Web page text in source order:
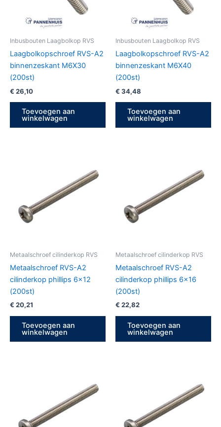
Inbusbouten Laagbolkop RVS
Laagbolkopschroef RVS-A2
binnenzeskant M6X30
(200st)
€ 26,10
Toevoegen aan
winkelwagen
Inbusbouten Laagbolkop RVS
Laagbolkopschroef RVS-A2
binnenzeskant M6X40
(200st)
€ 34,48
Toevoegen aan
winkelwagen
Metaalschroef cilinderkop RVS
Metaalschroef RVS-A2
cilinderkop phillips 6×12
(200st)
€ 20,21
Toevoegen aan
winkelwagen
Metaalschroef cilinderkop RVS
Metaalschroef RVS-A2
cilinderkop phillips 6×16
(200st)
€ 22,82
Toevoegen aan
winkelwagen